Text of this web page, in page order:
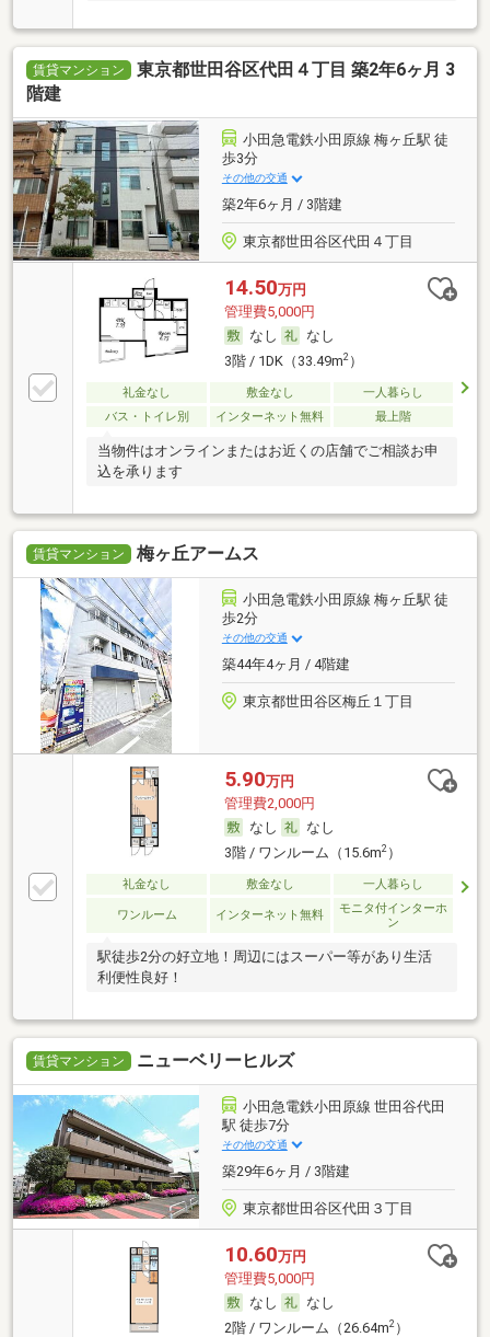
賃貸マンション
東京都世田谷区代田４丁目 築2年6ヶ月 3
階建
小田急電鉄小田原線 梅ヶ丘駅 徒
歩3分
その他の交通
築2年6ヶ月 / 3階建
東京都世田谷区代田４丁目
14.50万円
管理費5,000円
なし
なし
3階 / 1DK（33.49m2）
礼金なし 敷金なし
一人暮らし
バス・トイレ別
インターネット無料 最上階
当物件はオンラインまたはお近くの店舗でご相談お申
込を承ります
賃貸マンション 梅ヶ丘アームス
小田急電鉄小田原線 梅ヶ丘駅 徒
歩2分
その他の交通
築44年4ヶ月 / 4階建
東京都世田谷区梅丘１丁目
5.90万円
管理費2,000円
なし
なし
3階 / ワンルーム（15.6m2）
礼金なし 敷金なし 一人暮らし
ワンルーム インターネット無料
モニタ付インターホ
ン
駅徒歩2分の好立地！周辺にはスーパー等があり生活
利便性良好！
賃貸マンション ニューベリーヒルズ
小田急電鉄小田原線 世田谷代田
駅 徒歩7分
その他の交通
築29年6ヶ月 / 3階建
東京都世田谷区代田３丁目
10.60万円
管理費5,000円
なし
なし
2階 / ワンルーム（26.64m2）